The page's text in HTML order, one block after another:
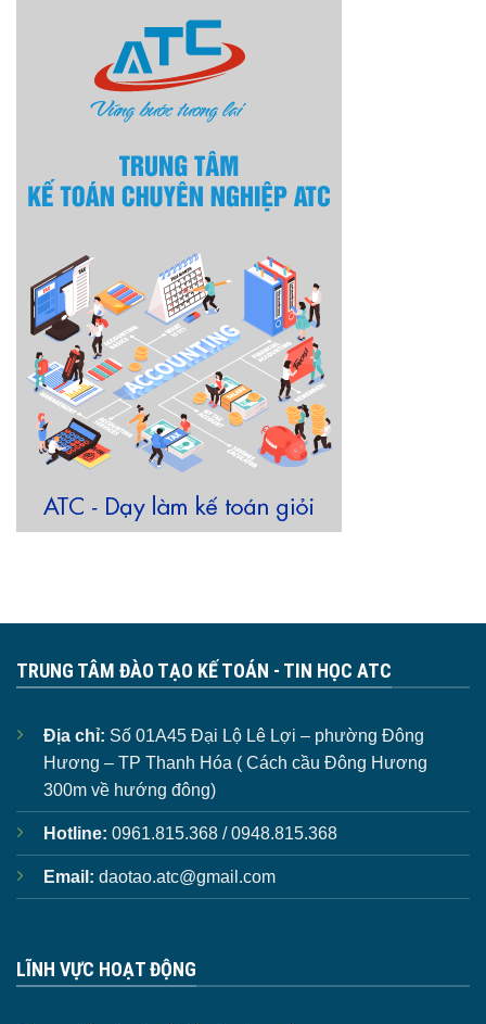
TRUNG TÂM ĐÀO TẠO KẾ TOÁN - TIN HỌC ATC
Địa chỉ: Số 01A45 Đại Lộ Lê Lợi – phường Đông
Hương – TP Thanh Hóa ( Cách cầu Đông Hương
300m về hướng đông)
Hotline: 0961.815.368 / 0948.815.368
Email: daotao.atc@gmail.com
LĨNH VỰC HOẠT ĐỘNG